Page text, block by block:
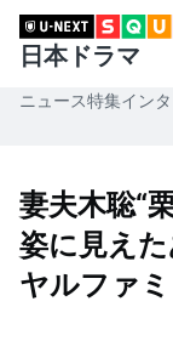
日本ドラマ
ニュース特集イン
妻夫木聡“
姿に見え
ヤルファ